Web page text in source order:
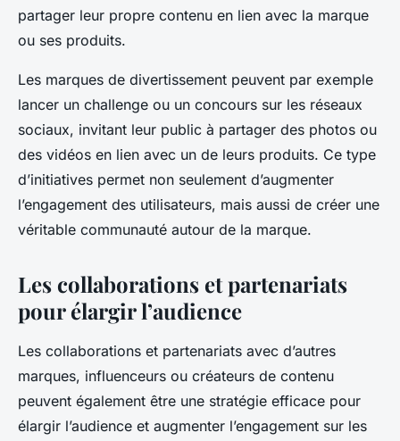
partager leur propre contenu en lien avec la marque
ou ses produits.
Les marques de divertissement peuvent par exemple
lancer un challenge ou un concours sur les réseaux
sociaux, invitant leur public à partager des photos ou
des vidéos en lien avec un de leurs produits. Ce type
d’initiatives permet non seulement d’augmenter
l’engagement des utilisateurs, mais aussi de créer une
véritable communauté autour de la marque.
Les collaborations et partenariats
pour élargir l’audience
Les collaborations et partenariats avec d’autres
marques, influenceurs ou créateurs de contenu
peuvent également être une stratégie efficace pour
élargir l’audience et augmenter l’engagement sur les